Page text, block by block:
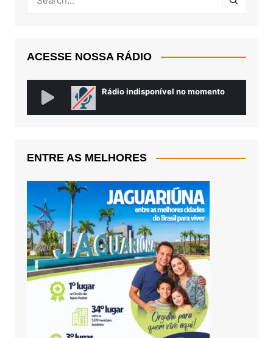
ACESSE NOSSA RÁDIO
ENTRE AS MELHORES